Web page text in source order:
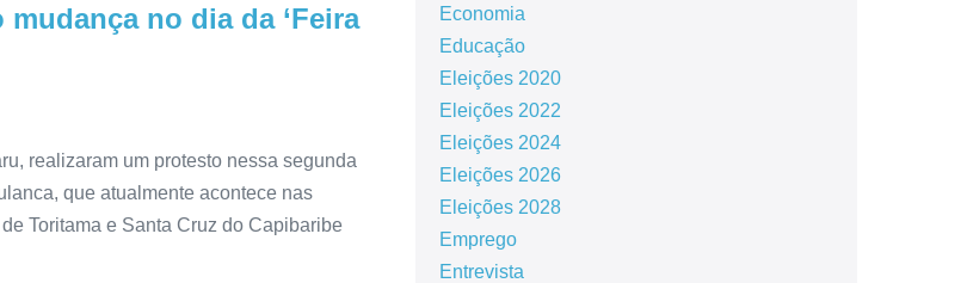
no dia da ‘Feira
realizaram um protesto nessa segunda
que atualmente acontece nas
Toritama e Santa Cruz do Capibaribe
Economia
Educação
Eleições 2020
Eleições 2022
Eleições 2024
Eleições 2026
Eleições 2028
Emprego
Entrevista